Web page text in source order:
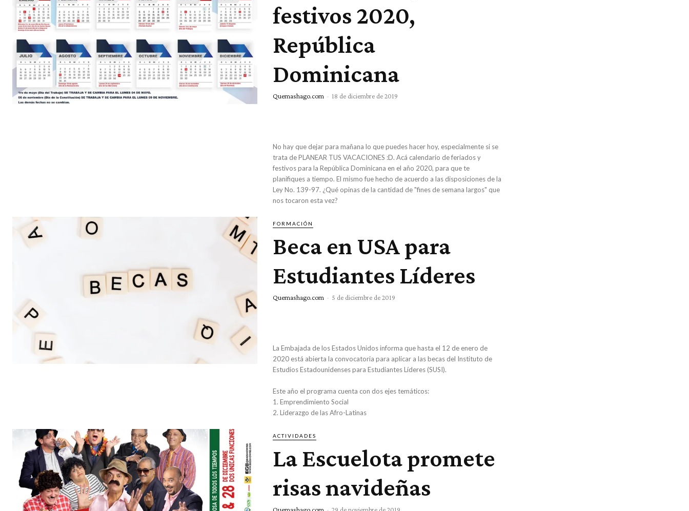
festivos 2020,
República
Dominicana
Quemashago.com - 18 de diciembre de 2019
No hay que dejar para mañana lo que puedes hacer hoy, especialmente si se
trata de PLANEAR TUS VACACIONES :D. Acá calendario de feriados y
festivos para la República Dominicana en el año 2020, para que te
planifiques a tiempo. El mismo fue hecho de acuerdo a las disposiciones de la
Ley No. 139-97. ¿Qué opinas de la cantidad de "fines de semana largos" que
nos tocaron esta vez?
FORMACIÓN
Beca en USA para
Estudiantes Líderes
Quemashago.com - 5 de diciembre de 2019
La Embajada de los Estados Unidos informa que hasta el 12 de enero de
2020 está abierta la convocatoria para aplicar a las becas del Instituto de
Estudios Estadounidenses para Estudiantes Líderes (SUSI).
Este año el programa cuenta con dos ejes temáticos:
1. Emprendimiento Social
2. Liderazgo de las Afro-Latinas
ACTIVIDADES
La Escuelota promete
risas navideñas